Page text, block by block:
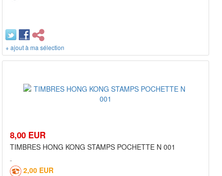
+ ajout à ma sélection
8,00 EUR
TIMBRES HONG KONG STAMPS POCHETTE N 001
2,00 EUR